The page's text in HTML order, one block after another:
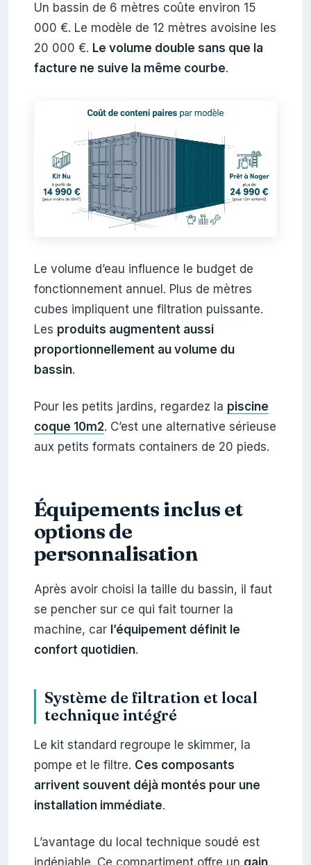
Un bassin de 6 mètres coûte environ 15
000 €. Le modèle de 12 mètres avoisine les
20 000 €. Le volume double sans que la
facture ne suive la même courbe.
Le volume d’eau influence le budget de
fonctionnement annuel. Plus de mètres
cubes impliquent une filtration puissante.
Les produits augmentent aussi
proportionnellement au volume du
bassin.
Pour les petits jardins, regardez la piscine
coque 10m2. C’est une alternative sérieuse
aux petits formats containers de 20 pieds.
Équipements inclus et
options de
personnalisation
Après avoir choisi la taille du bassin, il faut
se pencher sur ce qui fait tourner la
machine, car l’équipement définit le
confort quotidien.
Système de filtration et local
technique intégré
Le kit standard regroupe le skimmer, la
pompe et le filtre. Ces composants
arrivent souvent déjà montés pour une
installation immédiate.
L’avantage du local technique soudé est